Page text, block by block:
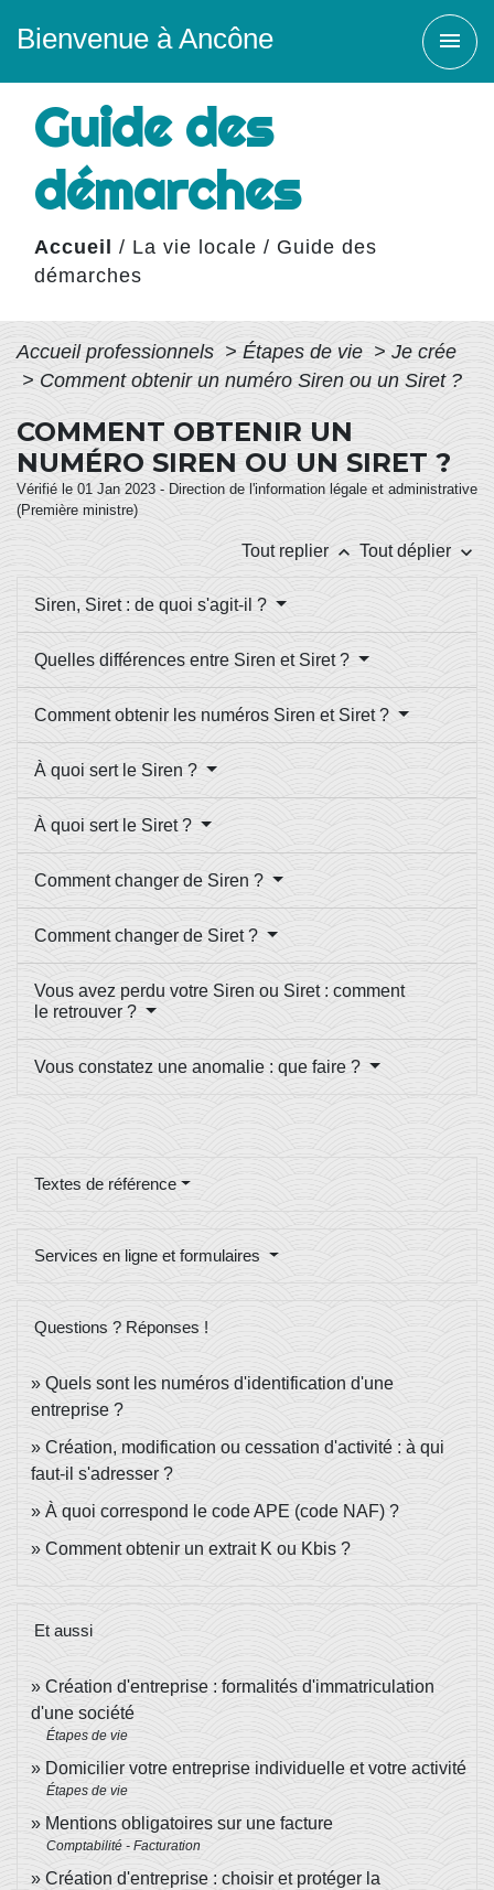
Bienvenue à Ancône menu
Guide des
démarches
Accueil / La vie locale / Guide des
démarches
Accueil professionnels > Étapes de vie > Je crée
> Comment obtenir un numéro Siren ou un Siret ?
COMMENT OBTENIR UN
NUMÉRO SIREN OU UN SIRET ?
Vérifié le 01 Jan 2023 - Direction de l'information légale et administrative
(Première ministre)
Tout replier keyboard_arrow_up Tout déplier keyboard_arrow_down
Siren, Siret : de quoi s'agit-il ?
Quelles différences entre Siren et Siret ?
Comment obtenir les numéros Siren et Siret ?
À quoi sert le Siren ?
À quoi sert le Siret ?
Comment changer de Siren ?
Comment changer de Siret ?
Vous avez perdu votre Siren ou Siret : comment
le retrouver ?
Vous constatez une anomalie : que faire ?
Textes de référence
Services en ligne et formulaires
Questions ? Réponses !
Quels sont les numéros d'identification d'une
entreprise ?
Création, modification ou cessation d'activité : à qui
faut-il s'adresser ?
À quoi correspond le code APE (code NAF) ?
Comment obtenir un extrait K ou Kbis ?
Et aussi
Création d'entreprise : formalités d'immatriculation
d'une société
Étapes de vie
Domicilier votre entreprise individuelle et votre activité
Étapes de vie
Mentions obligatoires sur une facture
Comptabilité - Facturation
Création d'entreprise : choisir et protéger la